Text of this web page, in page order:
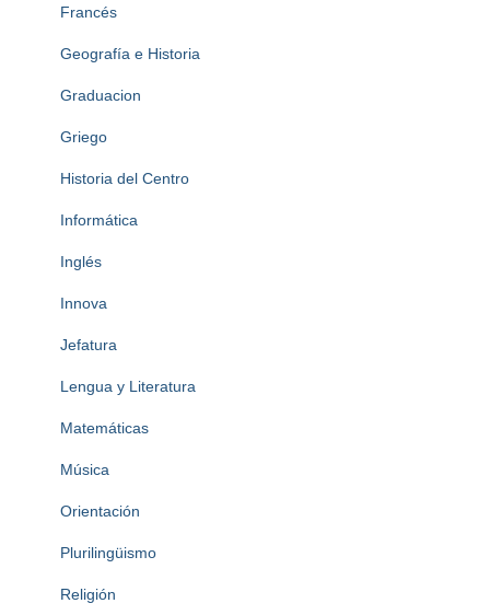
Francés
Geografía e Historia
Graduacion
Griego
Historia del Centro
Informática
Inglés
Innova
Jefatura
Lengua y Literatura
Matemáticas
Música
Orientación
Plurilingüismo
Religión